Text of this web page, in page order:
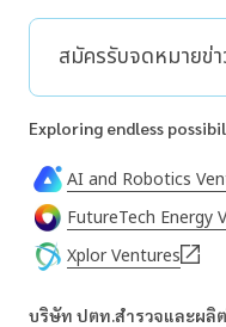
สมัครรับจดหมายข่
Exploring endless
AI and Robotics
FutureTech Energy
Xplor Ventures
บริษัท ปตท.สำรวจและผลิ